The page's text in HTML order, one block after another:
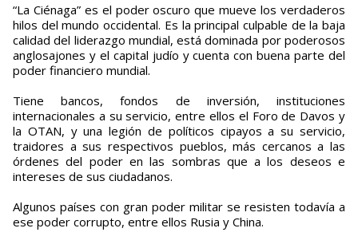
“La Ciénaga” es el poder oscuro que mueve los verdaderos
hilos del mundo occidental. Es la principal culpable de la baja
calidad del liderazgo mundial, está dominada por poderosos
anglosajones y el capital judío y cuenta con buena parte del
poder financiero mundial.
Tiene bancos, fondos de inversión, instituciones
internacionales a su servicio, entre ellos el Foro de Davos y
la OTAN, y una legión de políticos cipayos a su servicio,
traidores a sus respectivos pueblos, más cercanos a las
órdenes del poder en las sombras que a los deseos e
intereses de sus ciudadanos.
Algunos países con gran poder militar se resisten todavía a
ese poder corrupto, entre ellos Rusia y China.